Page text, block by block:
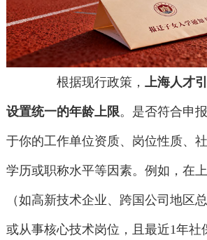
根据现行政策，上海人才
设置统一的年龄上限。是否符合申
于你的工作单位资质、岗位性质、
学历或职称水平等因素。例如，在
（如高新技术企业、跨国公司地区
或从事核心技术岗位，且最近1年社